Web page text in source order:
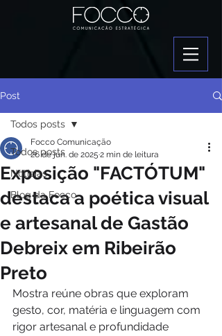
Post
Todos posts
Notícias
Blog da Focco
Todos posts
Exposição "FACTÓTUM"
destaca a poética visual
e artesanal de Gastão
Debreix em Ribeirão
Preto
Focco Comunicação
26 de jun. de 2025 2 min de leitura
Mostra reúne obras que exploram
gesto, cor, matéria e linguagem com
rigor artesanal e profundidade